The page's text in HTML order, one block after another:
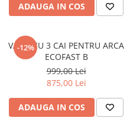
ADAUGA IN COS
-12%
VANA CU 3 CAI PENTRU ARCA
ECOFAST B
999,00 Lei
875,00 Lei
ADAUGA IN COS